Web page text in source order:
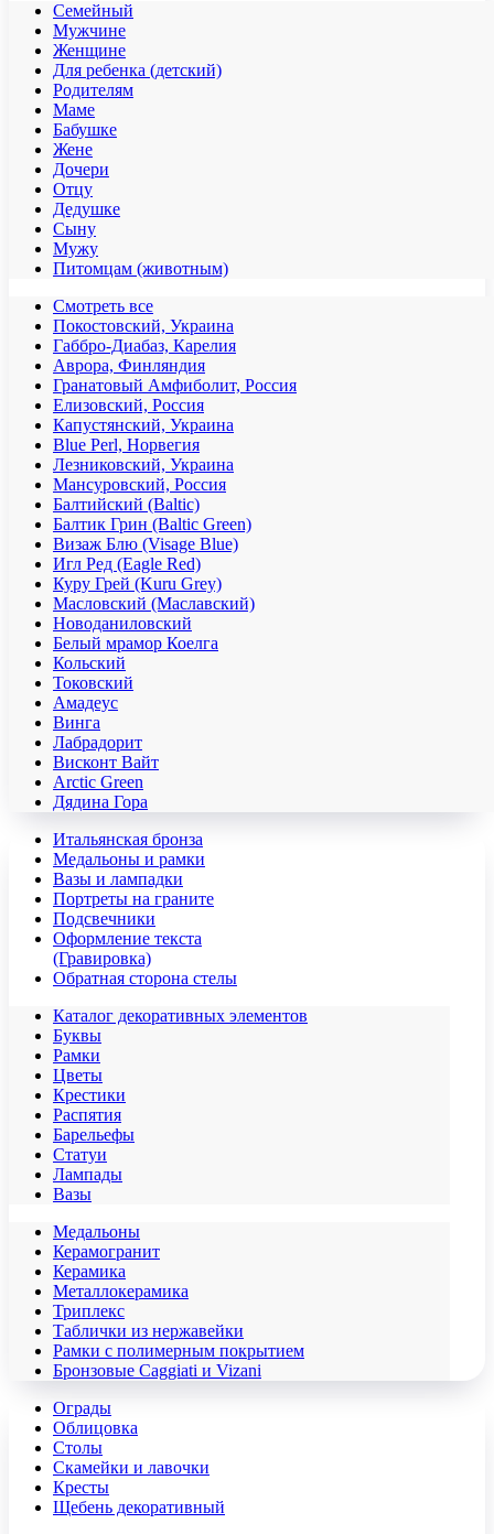
Семейный
Мужчине
Женщине
Для ребенка (детский)
Родителям
Маме
Бабушке
Жене
Дочери
Отцу
Дедушке
Сыну
Мужу
Питомцам (животным)
Смотреть все
Покостовский, Украина
Габбро-Диабаз, Карелия
Аврора, Финляндия
Гранатовый Амфиболит, Россия
Елизовский, Россия
Капустянский, Украина
Blue Perl, Норвегия
Лезниковский, Украина
Мансуровский, Россия
Балтийский (Baltic)
Балтик Грин (Baltic Green)
Визаж Блю (Visage Blue)
Игл Ред (Eagle Red)
Куру Грей (Kuru Grey)
Масловский (Маславский)
Новоданиловский
Белый мрамор Коелга
Кольский
Токовский
Амадеус
Винга
Лабрадорит
Висконт Вайт
Аrctic Green
Дядина Гора
Итальянская бронза
Медальоны и рамки
Вазы и лампадки
Портреты на граните
Подсвечники
Оформление текста
(Гравировка)
Обратная сторона стелы
Каталог декоративных элементов
Буквы
Рамки
Цветы
Крестики
Распятия
Барельефы
Статуи
Лампады
Вазы
Медальоны
Керамогранит
Керамика
Металлокерамика
Триплекс
Таблички из нержавейки
Рамки с полимерным покрытием
Бронзовые Caggiati и Vizani
Ограды
Облицовка
Столы
Скамейки и лавочки
Кресты
Щебень декоративный